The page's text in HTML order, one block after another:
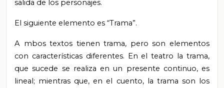
salida de los personajes.
El siguiente elemento es “Trama”.
A mbos textos tienen trama, pero son elementos
con características diferentes. En el teatro la trama,
que sucede se realiza en un presente continuo, es
lineal; mientras que, en el cuento, la trama son los